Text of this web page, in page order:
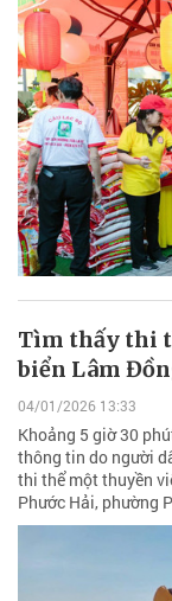
Tìm thấy thi
biển Lâm
04/01/2026 13:33
Khoảng 5 giờ 30
thông tin do người
thi thể một thuyền
Phước Hải, phường